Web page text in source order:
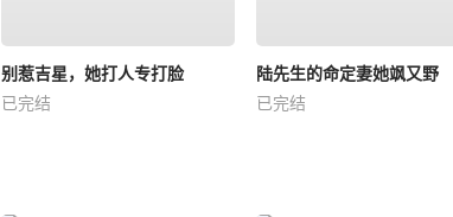
别惹吉星，她打人专打脸
已完结
陆先生的命定妻她飒又野
已完结